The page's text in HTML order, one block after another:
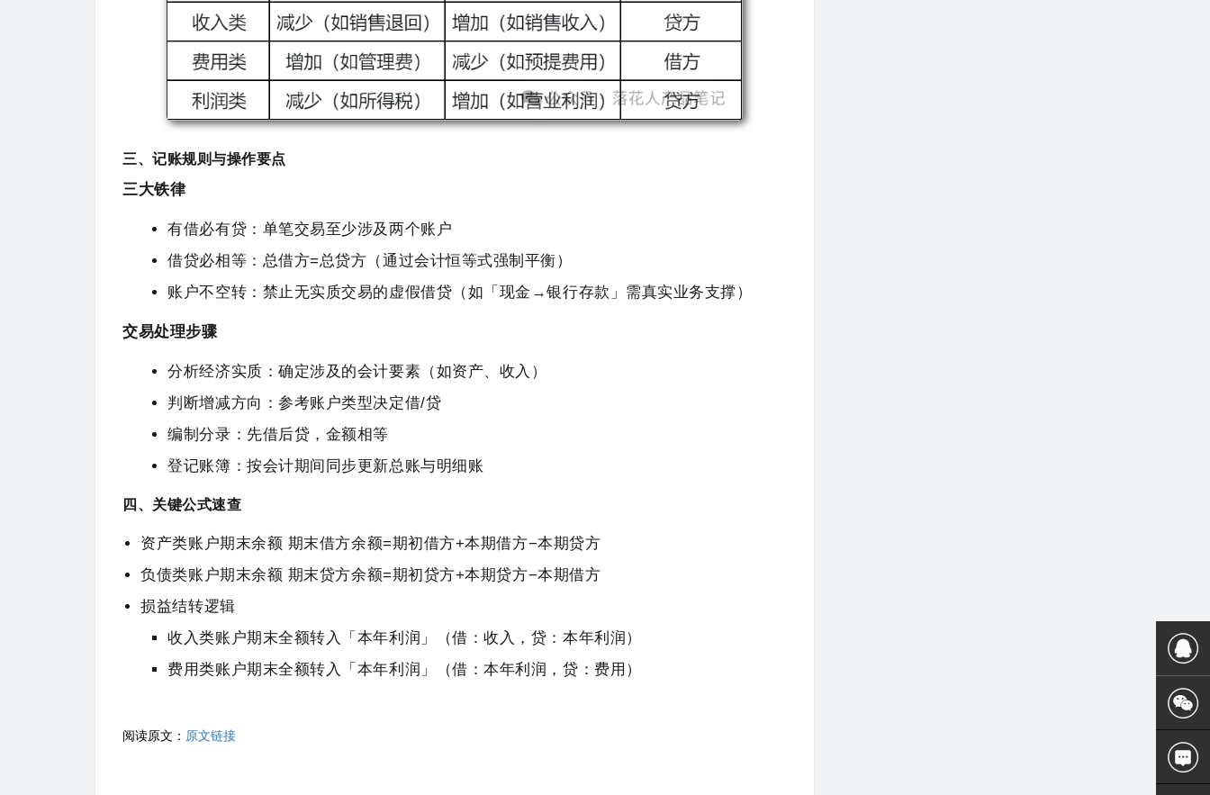
三、记账规则与操作要点
三大铁律
有借必有贷：单笔交易至少涉及两个账户
借贷必相等：总借方=总贷方（通过会计恒等式强制平衡）
账户不空转：禁止无实质交易的虚假借贷（如「现金→银行存款」需真实业务支撑）
交易处理步骤
分析经济实质：确定涉及的会计要素（如资产、收入）
判断增减方向：参考账户类型决定借/贷
编制分录：先借后贷，金额相等
登记账簿：按会计期间同步更新总账与明细账
四、关键公式速查
资产类账户期末余额 期末借方余额=期初借方+本期借方−本期贷方
负债类账户期末余额 期末贷方余额=期初贷方+本期贷方−本期借方
损益结转逻辑
收入类账户期末全额转入「本年利润」（借：收入，贷：本年利润）
费用类账户期末全额转入「本年利润」（借：本年利润，贷：费用）
阅读原文： 原文链接